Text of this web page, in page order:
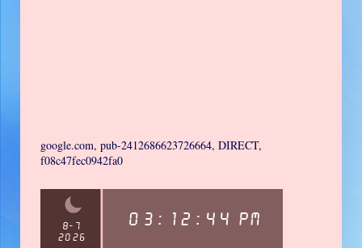
google.com, pub-2412686623726664, DIRECT,
f08c47fec0942fa0